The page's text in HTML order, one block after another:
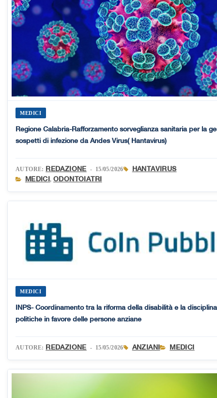
MEDICI
Regione Calabria-Rafforzamento sorveglianza sanitaria per la
sospetti di infezione da Andes Virus( Hantavirus)
AUTORE: REDAZIONE - 15/05/2026
HANTAVIRUS
MEDICI,ODONTOIATRI
MEDICI
INPS- Coordinamento tra la riforma della disabilità e la
politiche in favore delle persone anziane
AUTORE: REDAZIONE - 15/05/2026 ANZIANI MEDICI